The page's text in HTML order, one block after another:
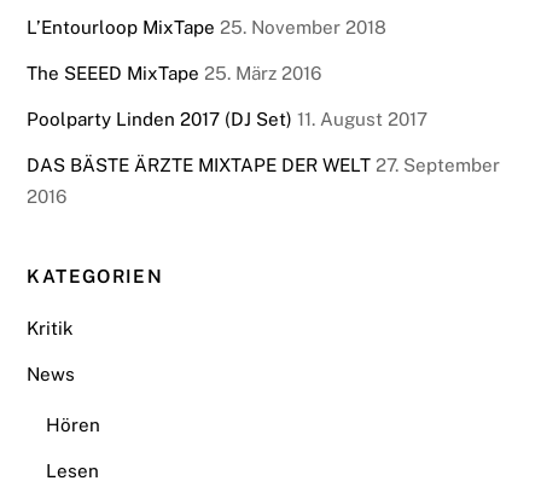
L’Entourloop MixTape 25. November 2018
The SEEED MixTape 25. März 2016
Poolparty Linden 2017 (DJ Set) 11. August 2017
DAS BÄSTE ÄRZTE MIXTAPE DER WELT 27. September
2016
KATEGORIEN
Kritik
News
Hören
Lesen